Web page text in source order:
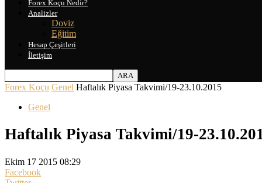
Forex Koçu Nedir?
Analizler
Doviz
Eğitim
Hesap Çeşitleri
İletişim
Forex Koçu Genel Haftalık Piyasa Takvimi/19-23.10.2015
Genel
Haftalık Piyasa Takvimi/19-
Ekim 17 2015 08:29
Facebook